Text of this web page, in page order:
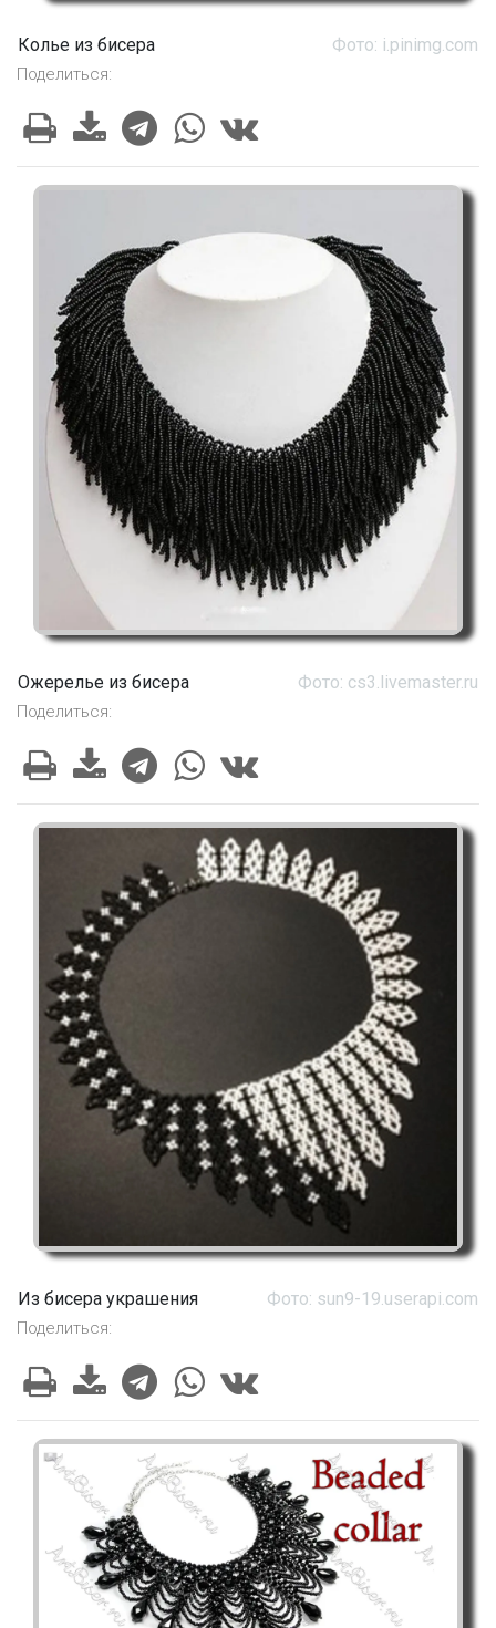
Колье из бисера Фото: i.pinimg.com
Поделиться:
Ожерелье из бисера Фото: cs3.livemaster.ru
Поделиться:
Из бисера украшения Фото: sun9-19.userapi.com
Поделиться: